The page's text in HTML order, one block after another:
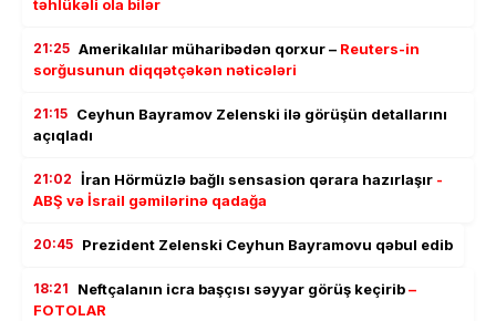
təhlükəli ola bilər
21:25 Amerikalılar müharibədən qorxur – Reuters-in
sorğusunun diqqətçəkən nəticələri
21:15 Ceyhun Bayramov Zelenski ilə görüşün detallarını
açıqladı
21:02 İran Hörmüzlə bağlı sensasion qərara hazırlaşır -
ABŞ və İsrail gəmilərinə qadağa
20:45 Prezident Zelenski Ceyhun Bayramovu qəbul edib
18:21 Neftçalanın icra başçısı səyyar görüş keçirib–
FOTOLAR